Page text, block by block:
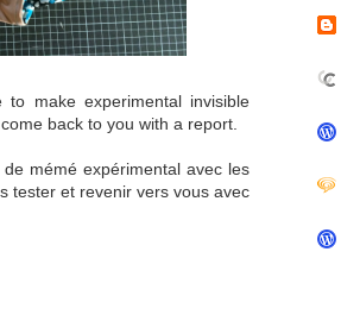
make experimental invisible
back to you with a report.
mémé expérimental avec les
tester et revenir vers vous avec